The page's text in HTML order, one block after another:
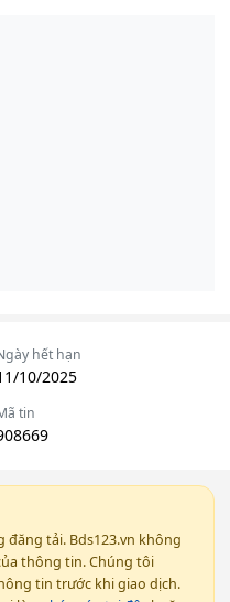
hết hạn
10/2025
tin
đăng tải. Bds123.vn không
thông tin. Chúng tôi
tin trước khi giao dịch.